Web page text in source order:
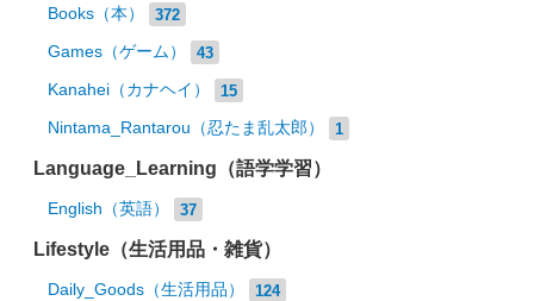
Books（本） 372
Games（ゲーム） 43
Kanahei（カナヘイ） 15
Nintama_Rantarou（忍たま乱太郎） 1
Language_Learning（語学学習）
English（英語） 37
Lifestyle（生活用品・雑貨）
Daily_Goods（生活用品） 124